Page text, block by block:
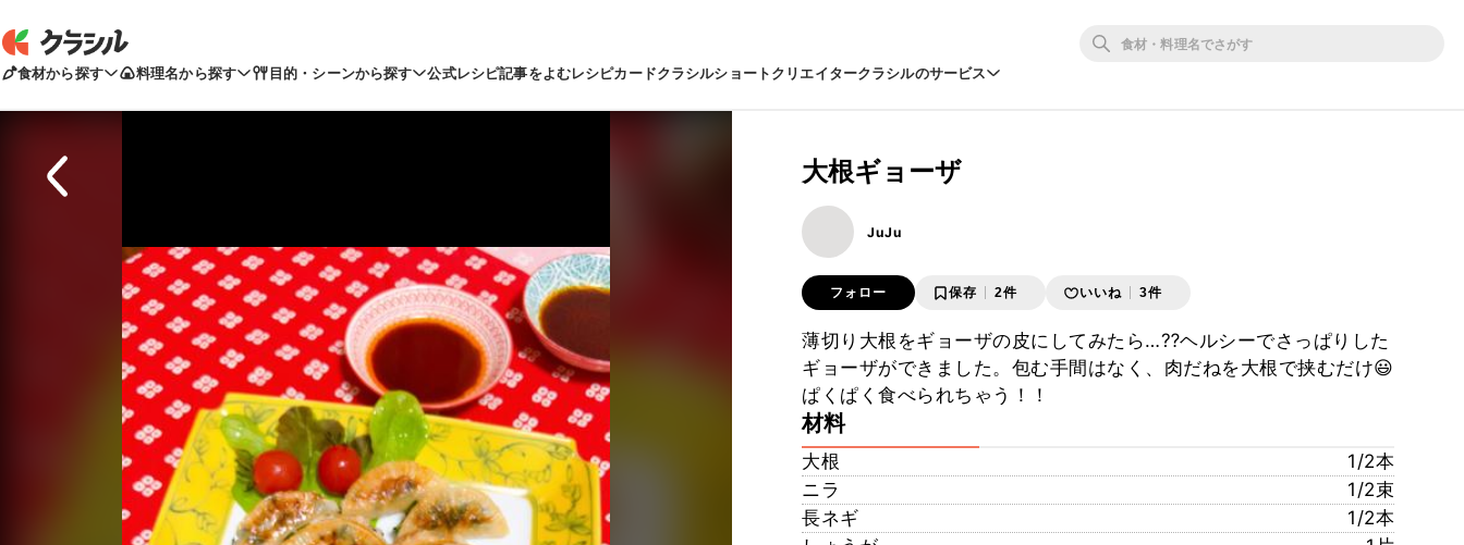
食材から探す 料理名から探す 目的・シーンから探す 公式レシピ記事をよむレシピカードクラシルショートクリエイタークラシルのサービス
大根ギョーザ
JuJu
フォロー 保存 2件 いいね 3件
薄切り大根をギョーザの皮にしてみたら…⁇ヘルシーでさっぱりした
ギョーザができました。包む手間はなく、肉だねを大根で挟むだけ😃
ぱくぱく食べられちゃう！！
材料
大根
1/2本
ニラ
1/2束
長ネギ
1/2本